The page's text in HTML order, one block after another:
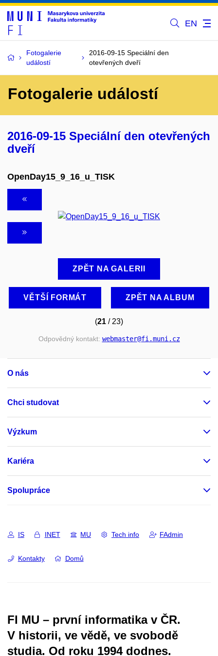
EN
Fotogalerie
událostí
2016-09-15 Speciální den
otevřených dveří
Fotogalerie událostí
2016-09-15 Speciální den otevřených
dveří
OpenDay15_9_16_u_TISK
ZPĚT NA GALERII
VĚTŠÍ FORMÁT ZPĚT NA ALBUM
(21 / 23)
Odpovědný kontakt: webmaster@fi.muni.cz
O nás
Chci studovat
Výzkum
Kariéra
Spolupráce
IS INET MU Tech info FAdmin
Kontakty Domů
FI MU – první informatika v ČR.
V historii, ve vědě, ve svobodě
studia. Od roku 1994 dodnes.